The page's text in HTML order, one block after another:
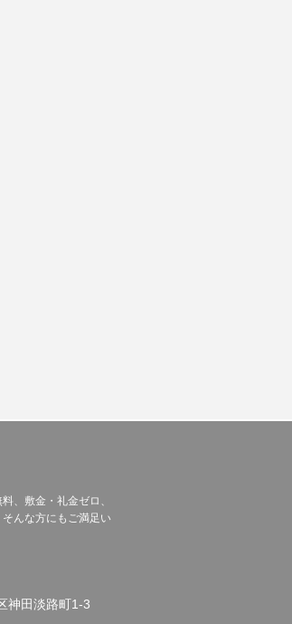
、敷金・礼金ゼロ、
んな方にもご満足い
神田淡路町1-3